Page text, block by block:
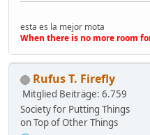
esta es la mejor mota
When there is no more room
Rufus T. Firefly
Mitglied Beiträge: 6.759
Society for Putting Things
on Top of Other Things